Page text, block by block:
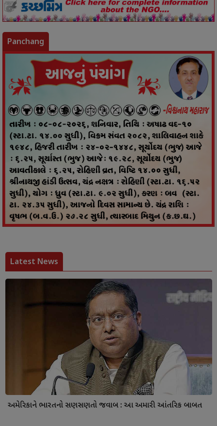
Panchang
Latest News
અમેરિકાને ભારતનો સણસણતો જવાબ : આ અમારી આંતરિક બાબત